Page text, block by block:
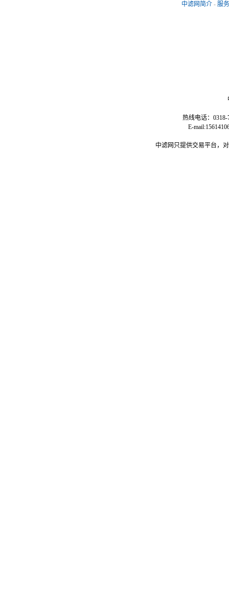
中滤网简介 - 服
热线电话：0318-
E-
中滤网只提供交易平台，